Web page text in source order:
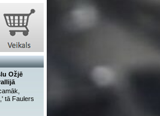
Ožjē
tā Faulers